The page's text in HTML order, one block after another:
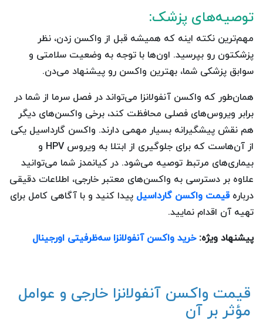
توصیه‌های پزشک:
مهم‌ترین نکته اینه که همیشه قبل از واکسن زدن، نظر
پزشکتون رو بپرسید. اون‌ها با توجه به وضعیت سلامتی و
سوابق پزشکی شما، بهترین واکسن رو پیشنهاد می‌دن.
همان‌طور که واکسن آنفولانزا می‌تواند در فصل سرما از شما در
برابر ویروس‌های فصلی محافظت کند، برخی واکسن‌های دیگر
هم نقش پیشگیرانه بسیار مهمی دارند. واکسن گارداسیل یکی
از آن‌هاست که برای جلوگیری از ابتلا به ویروس HPV و
بیماری‌های مرتبط توصیه می‌شود. در کیانمدز شما می‌توانید
علاوه بر دسترسی به واکسن‌های معتبر خارجی، اطلاعات دقیقی
دربارهقیمت واکسن گارداسیل پیدا کنید و با آگاهی کامل برای
تهیه آن اقدام نمایید.
پیشنهاد ویژه:خرید واکسن آنفولانزا سه‌ظرفیتی اورجینال
قیمت واکسن آنفولانزا خارجی و عوامل
مؤثر بر آن